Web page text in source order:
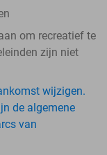
om recreatief te
zijn niet
wijzigen.
de algemene
van